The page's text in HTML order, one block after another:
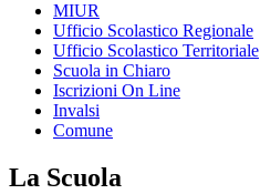
MIUR
Ufficio Scolastico Regionale
Ufficio Scolastico Territoriale
Scuola in Chiaro
Iscrizioni On Line
Invalsi
Comune
La Scuola